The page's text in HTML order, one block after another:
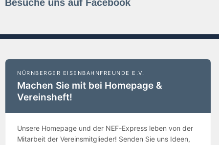
Besuche uns auf Facebook
NÜRNBERGER EISENBAHNFREUNDE E.V.
Machen Sie mit bei Homepage &
Vereinsheft!
Unsere Homepage und der NEF-Express leben von der
Mitarbeit der Vereinsmitglieder! Senden Sie uns Ideen,